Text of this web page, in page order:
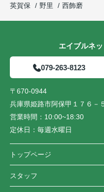
英賀保
野里 西飾磨
エイブルネ
079-263-8123
〒670-0944
兵庫県姫路市阿保甲１７６－
営業時間： 10:00~18:30
定休日： 毎週水曜日
トップページ
スタッフ